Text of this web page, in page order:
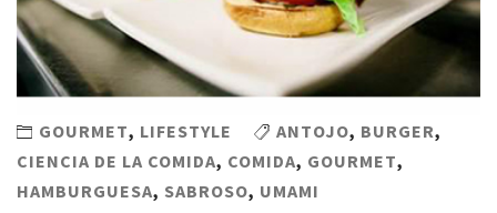
GOURMET, LIFESTYLE ANTOJO, BURGER,
CIENCIA DE LA COMIDA, COMIDA, GOURMET,
HAMBURGUESA, SABROSO, UMAMI